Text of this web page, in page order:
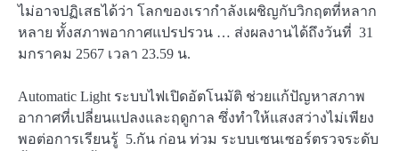
ไม่อาจปฏิเสธได้ว่า โลกของเรากำลังเผชิญกับวิกฤตที่หลาก
หลาย ทั้งสภาพอากาศแปรปรวน … ส่งผลงานได้ถึงวันที่ 31
มกราคม 2567 เวลา 23.59 น.
Automatic Light ระบบไฟเปิดอัตโนมัติ ช่วยแก้ปัญหาสภาพ
อากาศที่เปลี่ยนแปลงและฤดูกาล ซึ่งทำให้แสงสว่างไม่เพียง
พอต่อการเรียนรู้ 5.กัน ก่อน ท่วม ระบบเซนเซอร์ตรวจระดับ